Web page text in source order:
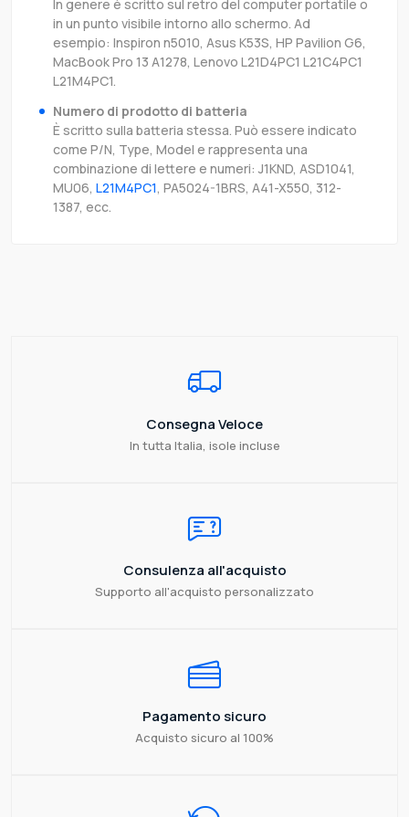
In genere è scritto sul retro del computer portatile o
in un punto visibile intorno allo schermo. Ad
esempio: Inspiron n5010, Asus K53S, HP Pavilion G6,
MacBook Pro 13 A1278, Lenovo L21D4PC1 L21C4PC1
L21M4PC1.
Numero di prodotto di batteria
È scritto sulla batteria stessa. Può essere indicato
come P/N, Type, Model e rappresenta una
combinazione di lettere e numeri: J1KND, ASD1041,
MU06, L21M4PC1, PA5024-1BRS, A41-X550, 312-
1387, ecc.
Consegna Veloce
In tutta Italia, isole incluse
Consulenza all'acquisto
Supporto all'acquisto personalizzato
Pagamento sicuro
Acquisto sicuro al 100%